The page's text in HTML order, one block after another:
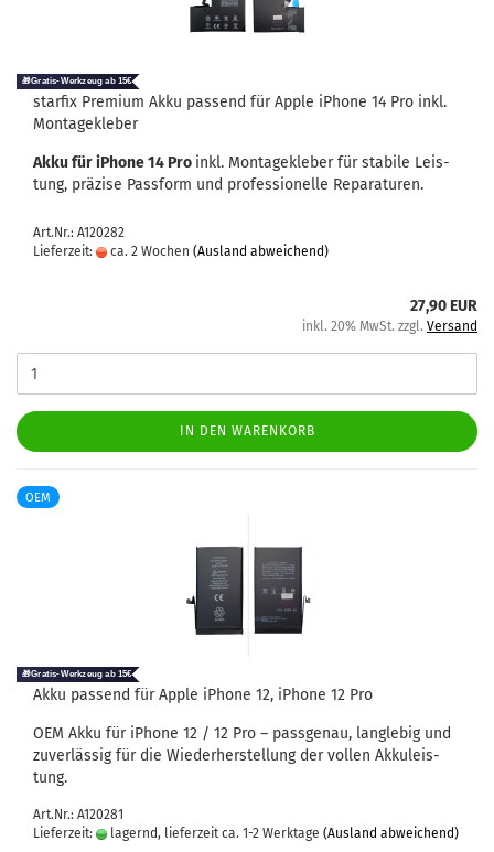
star­fix Pre­mi­um Akku pas­send für Apple iPho­ne 14 Pro inkl.
Mon­ta­ge­kle­ber
Akku für iPho­ne 14 Pro inkl. Mon­ta­ge­kle­ber für sta­bi­le Leis­
tung, prä­zi­se Pass­form und pro­fes­sio­nel­le Re­pa­ra­tu­ren.
Art.Nr.: A120282
Lieferzeit:
ca. 2 Wochen (Ausland abweichend)
27,90 EUR
inkl. 20% MwSt. zzgl. Versand
IN DEN WARENKORB
OEM
Akku pas­send für Apple iPho­ne 12, iPho­ne 12 Pro
OEM Akku für iPho­ne 12 / 12 Pro – pass­ge­nau, lang­le­big und
zu­ver­läs­sig für die Wie­der­her­stel­lung der vol­len Ak­ku­leis­
tung.
Art.Nr.: A120281
Lieferzeit:
lagernd, lieferzeit ca. 1-2 Werktage (Ausland abweichend)